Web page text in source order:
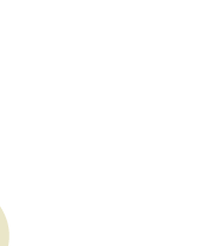
日(木)
(水)